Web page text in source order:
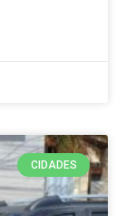
CIDADES